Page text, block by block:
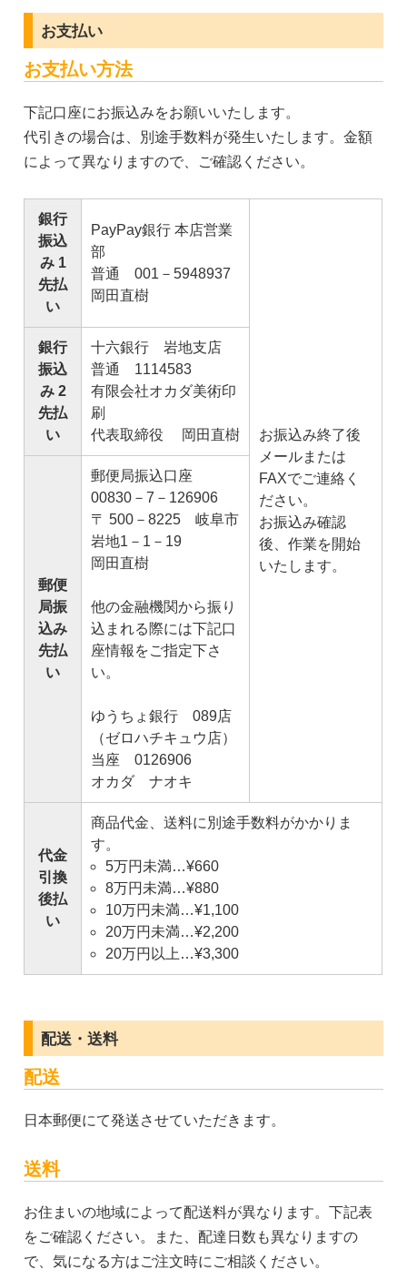
お支払い
お支払い方法
下記口座にお振込みをお願いいたします。
代引きの場合は、別途手数料が発生いたします。金額
によって異なりますので、ご確認ください。
銀行
振込
み 1
先払
い
PayPay銀行 本店営業
部
普通 001－5948937
岡田直樹
お振込み終了後
メールまたは
FAXでご連絡く
ださい。
お振込み確認
後、作業を開始
いたします。
銀行
振込
み 2
先払
い
十六銀行 岩地支店
普通 1114583
有限会社オカダ美術印
刷
代表取締役 岡田直樹
郵便
局振
込み
先払
い
郵便局振込口座
00830－7－126906
〒 500－8225 岐阜市
岩地1－1－19
岡田直樹
他の金融機関から振り
込まれる際には下記口
座情報をご指定下さ
い。
ゆうちょ銀行 089店
（ゼロハチキュウ店）
当座 0126906
オカダ ナオキ
代金
引換
後払
い
商品代金、送料に別途手数料がかかりま
す。
5万円未満…¥660
8万円未満…¥880
10万円未満…¥1,100
20万円未満…¥2,200
20万円以上…¥3,300
配送・送料
配送
日本郵便にて発送させていただきます。
送料
お住まいの地域によって配送料が異なります。下記表
をご確認ください。また、配達日数も異なりますの
で、気になる方はご注文時にご相談ください。